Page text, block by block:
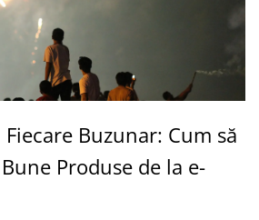
Buzunar: Cum să
Produse de la e-